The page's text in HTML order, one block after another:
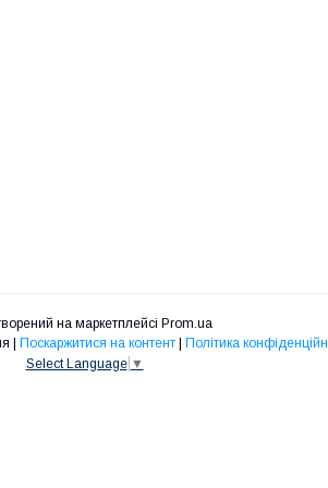
на маркетплейсі Prom.ua
Поскаржитися на контент
Політика
Select Language ▼